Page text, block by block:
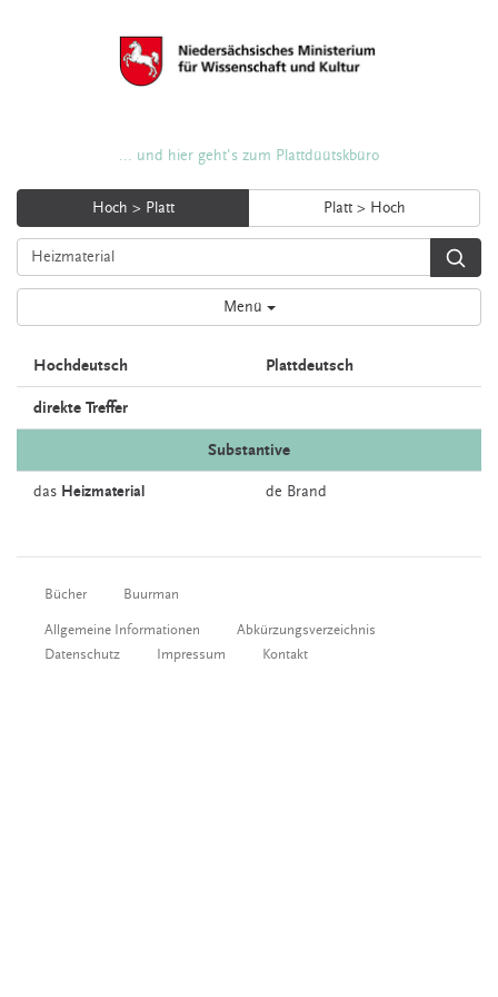
... und hier geht's zum Plattdüütskbüro
Hoch > Platt Platt > Hoch
Menü
Hochdeutsch Plattdeutsch
direkte Treffer
Substantive
das Heizmaterial de Brand
Bücher Buurman
Allgemeine Informationen
Abkürzungsverzeichnis
Datenschutz
Impressum Kontakt